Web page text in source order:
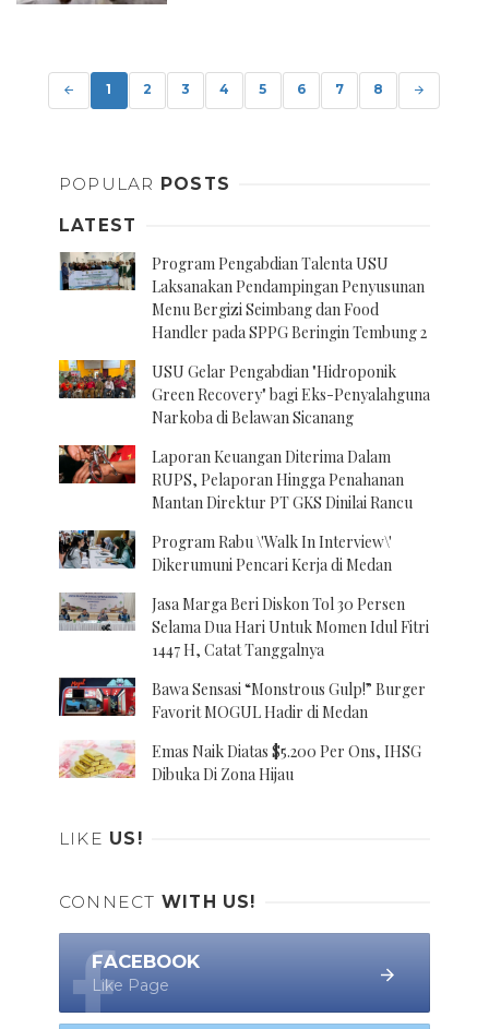
navigation1 2 3 4 5 6 7 8
POPULAR POSTS
LATEST
Program Pengabdian Talenta USU
Laksanakan Pendampingan Penyusunan
Menu Bergizi Seimbang dan Food
Handler pada SPPG Beringin Tembung 2
USU Gelar Pengabdian "Hidroponik
Green Recovery" bagi Eks-Penyalahguna
Narkoba di Belawan Sicanang
Laporan Keuangan Diterima Dalam
RUPS, Pelaporan Hingga Penahanan
Mantan Direktur PT GKS Dinilai Rancu
Program Rabu \'Walk In Interview\'
Dikerumuni Pencari Kerja di Medan
Jasa Marga Beri Diskon Tol 30 Persen
Selama Dua Hari Untuk Momen Idul Fitri
1447 H, Catat Tanggalnya
Bawa Sensasi “Monstrous Gulp!” Burger
Favorit MOGUL Hadir di Medan
Emas Naik Diatas $5.200 Per Ons, IHSG
Dibuka Di Zona Hijau
LIKE US!
CONNECT WITH US!
FACEBOOK
Like Page